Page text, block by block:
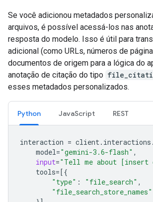
Se você adicionou metadados
arquivos, é possível acessá-los nas
resposta do modelo. Isso é útil para
adicional (como URLs, números de
documentos de origem para a lógica do
anotação de citação do tipo
esses metadados personalizados.
Python JavaScript REST
interaction = client. interactions .
model="gemini-3.6-flash" ,
input="Tell me about [insert
tools=[{
"type" : "file_search" ,
"file_search_store_names"